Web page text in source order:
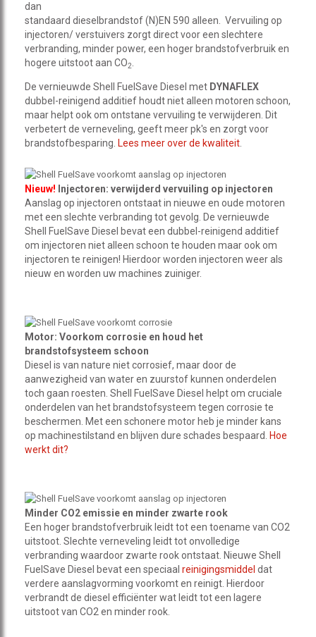
dan
standaard dieselbrandstof (N)EN 590 alleen. Vervuiling op
injectoren/ verstuivers zorgt direct voor een slechtere
verbranding, minder power, een hoger brandstofverbruik en
hogere uitstoot aan CO2
De vernieuwde Shell FuelSave Diesel met DYNAFLEX
dubbel-reinigend additief houdt niet alleen motoren schoon,
maar helpt ook om ontstane vervuiling te verwijderen. Dit
verbetert de verneveling, geeft meer pk's en zorgt voor
brandstofbesparing. Lees meer over de kwaliteit
Nieuw! Injectoren: verwijderd vervuiling op injectoren
Aanslag op injectoren ontstaat in nieuwe en oude motoren
met een slechte verbranding tot gevolg. De vernieuwde
Shell FuelSave Diesel bevat een dubbel-reinigend additief
om injectoren niet alleen schoon te houden maar ook om
injectoren te reinigen! Hierdoor worden injectoren weer als
nieuw en worden uw machines zuiniger.
Motor: Voorkom corrosie en houd het
brandstofsysteem schoon
Diesel is van nature niet corrosief, maar door de
aanwezigheid van water en zuurstof kunnen onderdelen
toch gaan roesten. Shell FuelSave Diesel helpt om cruciale
onderdelen van het brandstofsysteem tegen corrosie te
beschermen. Met een schonere motor heb je minder kans
op machinestilstand en blijven dure schades bespaard.
Hoe
werkt dit?
Minder CO2 emissie en minder zwarte rook
Een hoger brandstofverbruik leidt tot een toename van CO2
uitstoot. Slechte verneveling leidt tot onvolledige
verbranding waardoor zwarte rook ontstaat. Nieuwe Shell
FuelSave Diesel bevat een speciaal reinigingsmiddel dat
verdere aanslagvorming voorkomt en reinigt. Hierdoor
verbrandt de diesel efficiënter wat leidt tot een lagere
uitstoot van CO2 en minder rook.